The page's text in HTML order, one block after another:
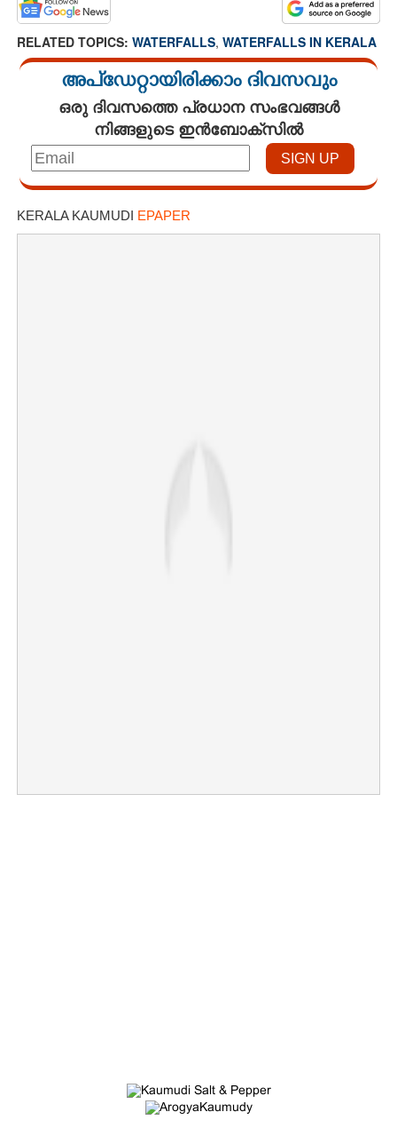
RELATED TOPICS: WATERFALLS, WATERFALLS IN KERALA
അപ്ഡേറ്റായിരിക്കാം ദിവസവും
ഒരു ദിവസത്തെ പ്രധാന സംഭവങ്ങൾ
നിങ്ങളുടെ ഇൻബോക്സിൽ
KERALA KAUMUDI EPAPER